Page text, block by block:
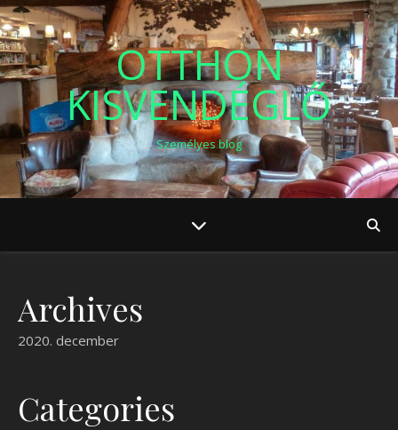
OTTHON
KISVENDÉGLŐ
Személyes blog
Archives
2020. december
Categories